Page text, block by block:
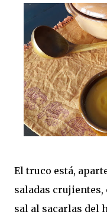
El truco está,
saladas
sal al sacarlas del